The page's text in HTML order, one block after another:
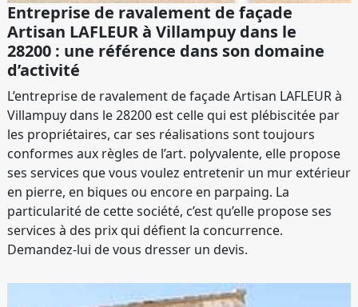
Entreprise de ravalement de façade
Artisan LAFLEUR à Villampuy dans le
28200 : une référence dans son domaine
d’activité
L’entreprise de ravalement de façade Artisan LAFLEUR à
Villampuy dans le 28200 est celle qui est plébiscitée par
les propriétaires, car ses réalisations sont toujours
conformes aux règles de l’art. polyvalente, elle propose
ses services que vous voulez entretenir un mur extérieur
en pierre, en biques ou encore en parpaing. La
particularité de cette société, c’est qu’elle propose ses
services à des prix qui défient la concurrence.
Demandez-lui de vous dresser un devis.